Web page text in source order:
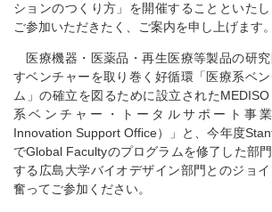
ションのつくり方」を開催することといた
ご参加いただきたく、ご案内を申し上げます。
医療機器・医薬品・再生医療等製品の研
すベンチャーを取り巻く好循環「医療系ベ
ム」の確立を図るために設立された
系ベンチャー・トータルサポート事業
Innovation Support Office）」と、今年度
でGlobal Facultyのプログラムを修了した部
する広島大学バイオデザイン部門とのジョイ
奮ってご参加ください。